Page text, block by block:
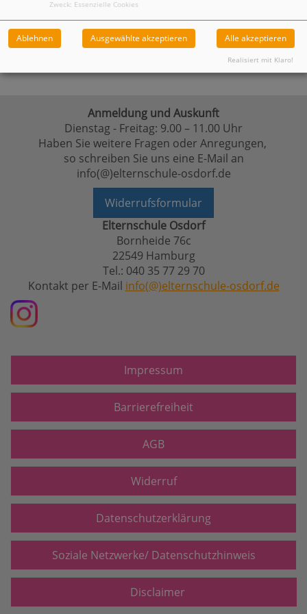
Anmeldung und Auskunft
Dienstag - Freitag: 9.00 – 11.00 Uhr
Haben Sie weitere Fragen oder Anregungen,
so schreiben Sie uns eine E-Mail an
info(@)elternschule-osdorf.de
Widerrufsformular
Elternschule Osdorf
Bornheide 76c
22549 Hamburg
Tel.: 040 35 77 29 70
Kontakt per E-Mail info(@)elternschule-osdorf.de
Impressum
Barrierefreiheit
AGB
Widerruf
Datenschutzerklärung
Soziale Netzwerke/ Datenschutzhinweis
Disclaimer
Zweck: Essenzielle Cookies
Ablehnen Ausgewählte akzeptieren Alle akzeptieren
Realisiert mit Klaro!